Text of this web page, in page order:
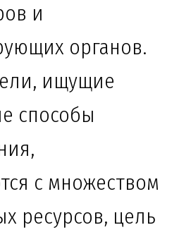
и
органов.
ищущие
способы
с множеством
ресурсов, цель